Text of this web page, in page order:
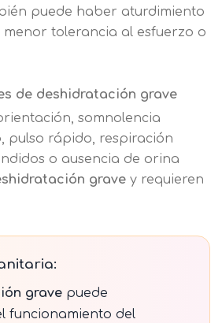
puede haber aturdimiento
tolerancia al esfuerzo o
de deshidratación grave
somnolencia
pulso rápido, respiración
o ausencia de orina
grave y requieren
grave puede
funcionamiento del